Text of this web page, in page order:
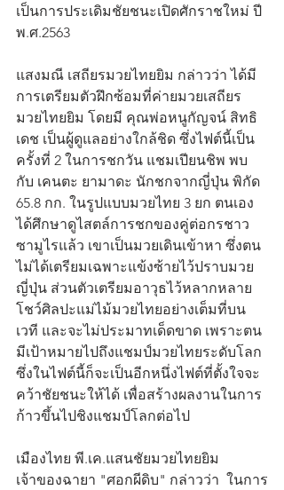
เป็นการประเดิมชัยชนะเปิดศักราชใหม่ ปี
พ.ศ.2563
แสงมณี เสถียรมวยไทยยิม กล่าวว่า ได้มี
การเตรียมตัวฝึกซ้อมที่ค่ายมวยเสถียร
มวยไทยยิม โดยมี คุณพ่อหนูกัญจน์ สิทธิ
เดช เป็นผู้ดูแลอย่างใกล้ชิด ซึ่งไฟต์นี้เป็น
ครั้งที่ 2 ในการชกวัน แชมเปียนชิพ พบ
กับ เคนตะ ยามาดะ นักชกจากญี่ปุ่น พิกัด
65.8 กก. ในรูปแบบมวยไทย 3 ยก ตนเอง
ได้ศึกษาดูไสตล์การชกของคู่ต่อกรชาว
ซามูไรแล้ว เขาเป็นมวยเดินเข้าหา ซึ่งตน
ไม่ได้เตรียมเฉพาะแข้งซ้ายไว้ปราบมวย
ญี่ปุ่น ส่วนตัวเตรียมอาวุธไว้หลากหลาย
โชว์ศิลปะแม่ไม้มวยไทยอย่างเต็มที่บน
เวที และจะไม่ประมาทเด็ดขาด เพราะตน
มีเป้าหมายไปถึงแชมป์มวยไทยระดับโลก
ซึ่งในไฟต์นี้ก็จะเป็นอีกหนึ่งไฟต์ที่ตั้งใจจะ
คว้าชัยชนะให้ได้ เพื่อสร้างผลงานในการ
ก้าวขึ้นไปชิงแชมป์โลกต่อไป
เมืองไทย พี.เค.แสนชัยมวยไทยยิม
เจ้าของฉายา "ศอกผีดิบ" กล่าวว่า  ในการ